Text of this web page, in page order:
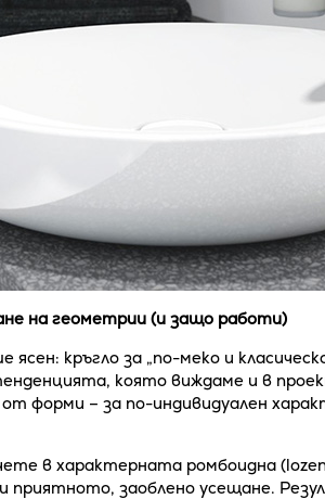
на геометрии (и защо работи)
кръгло за „по-меко и
която виждаме и в
форми – за по-индивидуален
в характерната ромбоидна
приятното, заоблено усещане.